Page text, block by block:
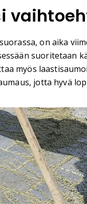
on aika
suoritetaan
myös
jotta hyvä